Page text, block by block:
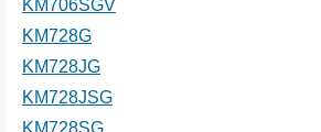
KM706SGV
KM728G
KM728JG
KM728JSG
KM728SG